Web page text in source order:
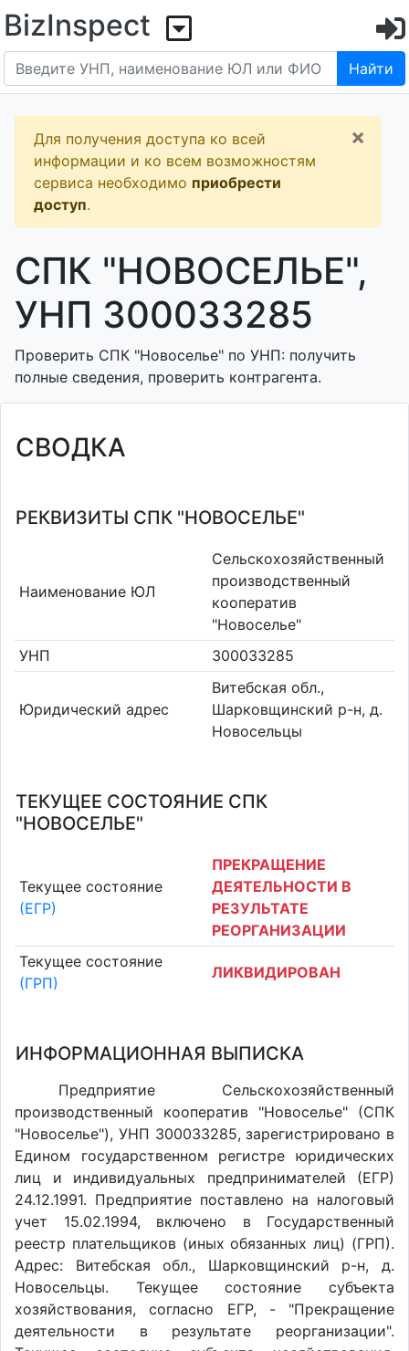
BizInspect
Найти
Для получения доступа ко всей
информации и ко всем возможностям
сервиса необходимо приобрести
доступ.
×
СПК "НОВОСЕЛЬЕ",
УНП 300033285
Проверить СПК "Новоселье" по УНП: получить
полные сведения, проверить контрагента.
СВОДКА
РЕКВИЗИТЫ СПК "НОВОСЕЛЬЕ"
Наименование ЮЛ
Сельскохозяйственный
производственный
кооператив
"Новоселье"
УНП
300033285
Юридический адрес
Витебская обл.,
Шарковщинский р-н, д.
Новосельцы
ТЕКУЩЕЕ СОСТОЯНИЕ СПК
"НОВОСЕЛЬЕ"
Текущее состояние
(ЕГР)
ПРЕКРАЩЕНИЕ
ДЕЯТЕЛЬНОСТИ В
РЕЗУЛЬТАТЕ
РЕОРГАНИЗАЦИИ
Текущее состояние
(ГРП)
ЛИКВИДИРОВАН
ИНФОРМАЦИОННАЯ ВЫПИСКА
Предприятие Сельскохозяйственный
производственный кооператив "Новоселье" (СПК
"Новоселье"), УНП 300033285, зарегистрировано в
Едином государственном регистре юридических
лиц и индивидуальных предпринимателей (ЕГР)
24.12.1991. Предприятие поставлено на налоговый
учет 15.02.1994, включено в Государственный
реестр плательщиков (иных обязанных лиц) (ГРП).
Адрес: Витебская обл., Шарковщинский р-н, д.
Новосельцы. Текущее состояние субъекта
хозяйствования, согласно ЕГР, - "Прекращение
деятельности в результате реорганизации".